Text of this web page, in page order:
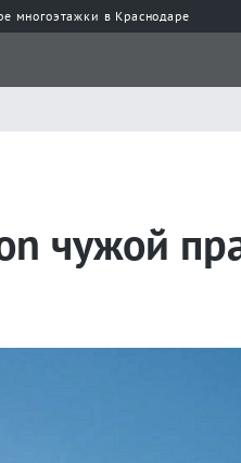
многоэтажки в Краснодаре
чужой